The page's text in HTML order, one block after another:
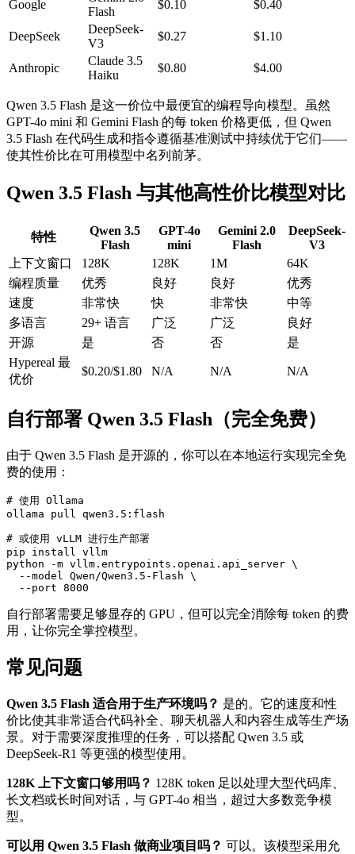
Google
Flash
$0.10 $0.40
DeepSeek
DeepSeek-
V3
$0.27 $1.10
Anthropic
Claude 3.5
Haiku
$0.80 $4.00
Qwen 3.5 Flash 是这一价位中最便宜的编程导向模型。虽然
GPT-4o mini 和 Gemini Flash 的每 token 价格更低，但 Qwen
3.5 Flash 在代码生成和指令遵循基准测试中持续优于它们——
使其性价比在可用模型中名列前茅。
Qwen 3.5 Flash 与其他高性价比模型对比
特性
Qwen 3.5
Flash
GPT-4o
mini
Gemini 2.0
Flash
DeepSeek-
V3
上下文窗口
128K 128K 1M
64K
编程质量
优秀 良好 良好
优秀
速度
非常快 快 非常快
中等
多语言
29+ 语言 广泛 广泛
良好
开源
是 否 否
是
Hypereal 最
优价
$0.20/$1.80 N/A N/A N/A
自行部署 Qwen 3.5 Flash（完全免费）
由于 Qwen 3.5 Flash 是开源的，你可以在本地运行实现完全免
费的使用：
# 使用 Ollama
ollama pull qwen3.5:flash
# 或使用 vLLM 进行生产部署
pip install vllm
python -m vllm.entrypoints.openai.api_server \
  --model Qwen/Qwen3.5-Flash \
自行部署需要足够显存的 GPU，但可以完全消除每 token 的费
用，让你完全掌控模型。
常见问题
Qwen 3.5 Flash 适合用于生产环境吗？ 是的。它的速度和性
价比使其非常适合代码补全、聊天机器人和内容生成等生产场
景。对于需要深度推理的任务，可以搭配 Qwen 3.5 或
DeepSeek-R1 等更强的模型使用。
128K 上下文窗口够用吗？ 128K token 足以处理大型代码库、
长文档或长时间对话，与 GPT-4o 相当，超过大多数竞争模
型。
可以用 Qwen 3.5 Flash 做商业项目吗？ 可以。该模型采用允